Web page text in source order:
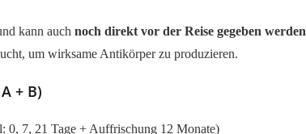
kann auch noch direkt vor der Reise gegeben werden
um wirksame Antikörper zu produzieren.
+ B)
0, 7, 21 Tage + Auffrischung 12 Monate)